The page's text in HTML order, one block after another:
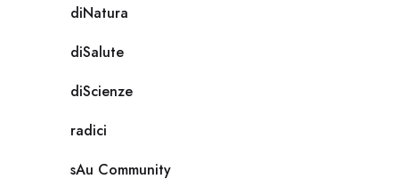
diNatura
diSalute
diScienze
radici
sAu Community